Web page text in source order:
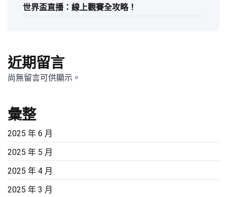
世界盃直播：線上觀賽全攻略！
近期留言
尚無留言可供顯示。
彙整
2025 年 6 月
2025 年 5 月
2025 年 4 月
2025 年 3 月